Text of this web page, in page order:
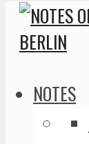
NOTES